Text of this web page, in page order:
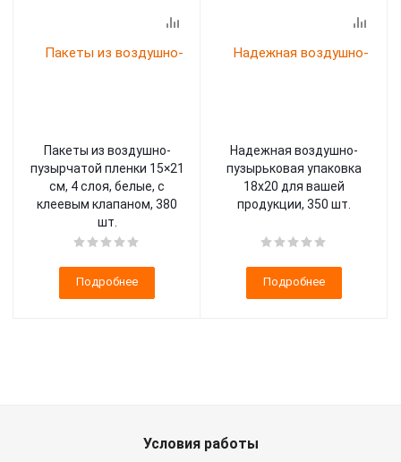
Пакеты из воздушно-
пузырчатой пленки 15×21
см, 4 слоя, белые, с
клеевым клапаном, 380
шт.
Подробнее
Надежная воздушно-
пузырьковая упаковка
18х20 для вашей
продукции, 350 шт.
Подробнее
Условия работы